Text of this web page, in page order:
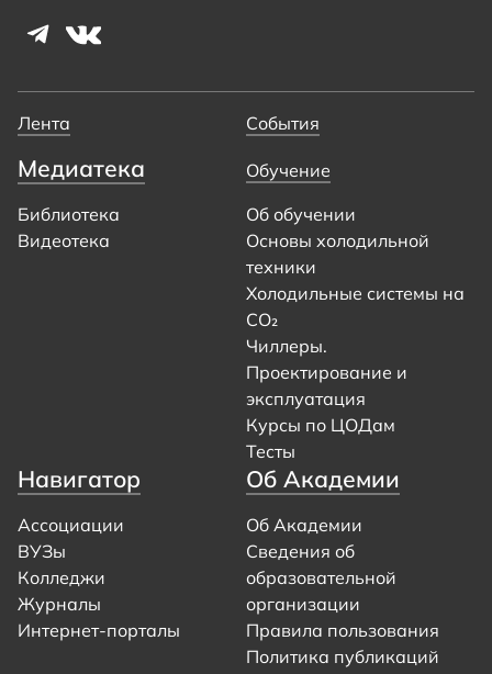
Лента События
Медиатека
Библиотека
Видеотека
Обучение
Об обучении
Основы холодильной
техники
Холодильные системы на
CO₂
Чиллеры.
Проектирование и
эксплуатация
Курсы по ЦОДам
Тесты
Навигатор
Ассоциации
ВУЗы
Колледжи
Журналы
Интернет-порталы
Об Академии
Об Академии
Сведения об
образовательной
организации
Правила пользования
Политика публикаций